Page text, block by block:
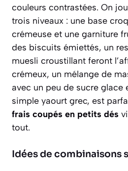
couleurs contrastées. On
trois niveaux : une base
crémeuse et une garniture
des biscuits émiettés, un
muesli croustillant feront
crémeux, un mélange de
avec un peu de sucre glace
simple yaourt grec, est
frais coupés en petits dés
tout.
Idées de combinaisons